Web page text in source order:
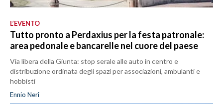
L’EVENTO
Tutto pronto a Perdaxius per la festa patronale:
area pedonale e bancarelle nel cuore del paese
Via libera della Giunta: stop serale alle auto in centro e
distribuzione ordinata degli spazi per associazioni, ambulanti e
hobbisti
Ennio Neri